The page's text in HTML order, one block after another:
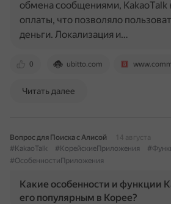
0 ubitto.com
обмена сообщениями, KakaoTalk
оплаты, что позволяло
деньги. Локализация и…
Читать далее
Вопрос для Поиска с Алисой
14 августа
#KakaoTalk
#КорейскиеПриложения
#ОсобенностиПриложения
Какие особенности и функции
его популярным в Корее?